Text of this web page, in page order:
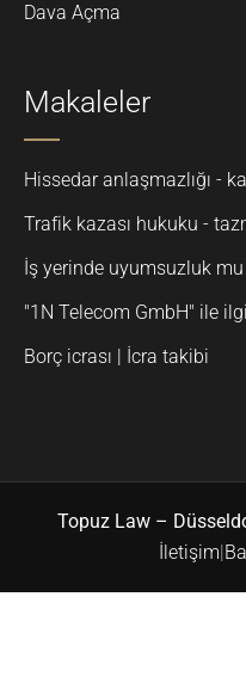
Dava Açma
Makaleler
Hissedar anlaşmazlığı -
Trafik kazası hukuku -
İş yerinde uyumsuzluk mu
"1N Telecom GmbH" ile
Borç icrası | İcra takibi
Topuz Law –
İletişim